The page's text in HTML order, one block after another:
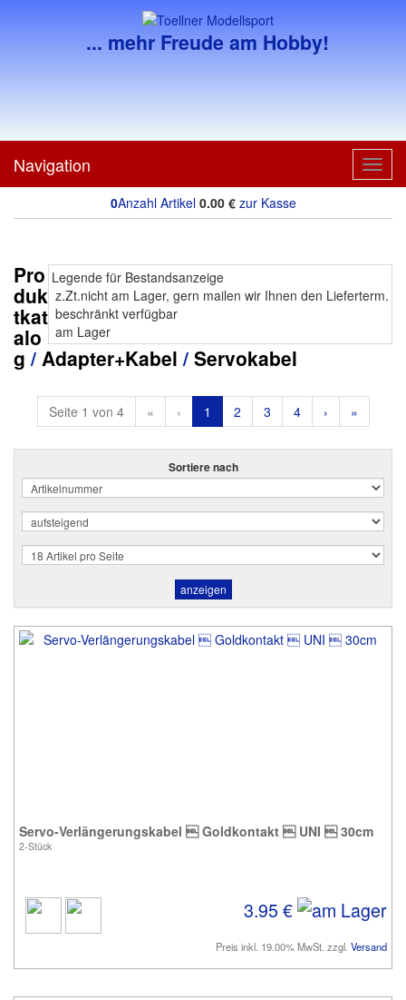
... mehr Freude am Hobby!
Navigation
0Anzahl Artikel 0.00€ zur Kasse
Legende für Bestandsanzeige
z.Zt.nicht am Lager, gern mailen wir Ihnen den Lieferterm.
beschränkt verfügbar
am Lager
Pro
duk
tkat
alo
g / Adapter+Kabel / Servokabel
Seite 1 von 4 « ‹ 1 2 3 4 › »
Sortiere nach
Servo-Verlängerungskabel  Goldkontakt  UNI  30cm
2-Stück
3.95 €
Preis inkl. 19.00% MwSt. zzgl. Versand